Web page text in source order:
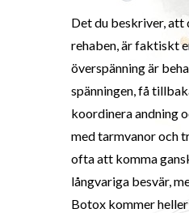
Det du beskriver, att
rehaben, är faktiskt
överspänning är
spänningen, få
koordinera andning
med tarmvanor och
ofta att komma
långvariga besvär,
Botox kommer